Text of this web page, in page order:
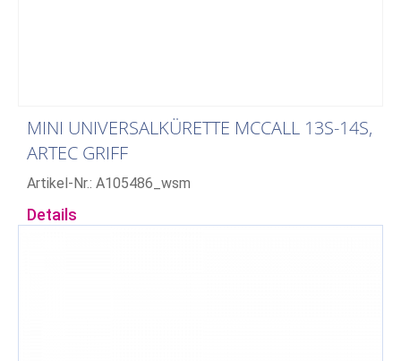
MINI UNIVERSALKÜRETTE MCCALL 13S-14S,
ARTEC GRIFF
Artikel-Nr.: A105486_wsm
Details